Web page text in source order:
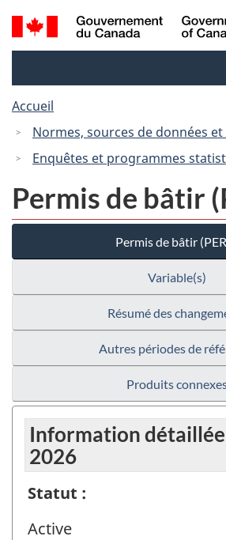
Passer
au
Passer
à
Recherche
et
Accueil
Normes, sources de données
Enquêtes et programmes
Permis de bâtir
Permis de bâtir
Variable(s)
Résumé des
Autres périodes de
Produits
Information
2026
Statut :
Active